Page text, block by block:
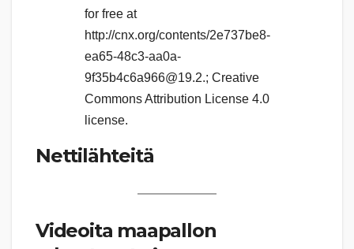
for free at
http://cnx.org/contents/2e737be8-
ea65-48c3-aa0a-
9f35b4c6a966@19.2.; Creative
Commons Attribution License 4.0
license.
Nettilähteitä
Videoita maapallon